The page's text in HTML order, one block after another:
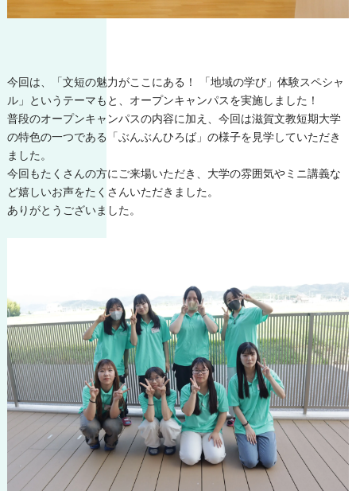
今回は、「文短の魅力がここにある！ 「地域の学び」体験スペシャ
ル」というテーマもと、オープンキャンパスを実施しました！
普段のオープンキャンパスの内容に加え、今回は滋賀文教短期大学
の特色の一つである「ぶんぶんひろば」の様子を見学していただき
ました。
今回もたくさんの方にご来場いただき、大学の雰囲気やミニ講義な
ど嬉しいお声をたくさんいただきました。
ありがとうございました。